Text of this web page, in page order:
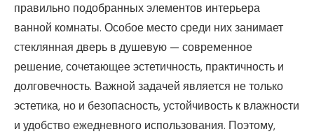
правильно подобранных элементов интерьера
ванной комнаты. Особое место среди них занимает
стеклянная дверь в душевую — современное
решение, сочетающее эстетичность, практичность и
долговечность. Важной задачей является не только
эстетика, но и безопасность, устойчивость к влажности
и удобство ежедневного использования. Поэтому,